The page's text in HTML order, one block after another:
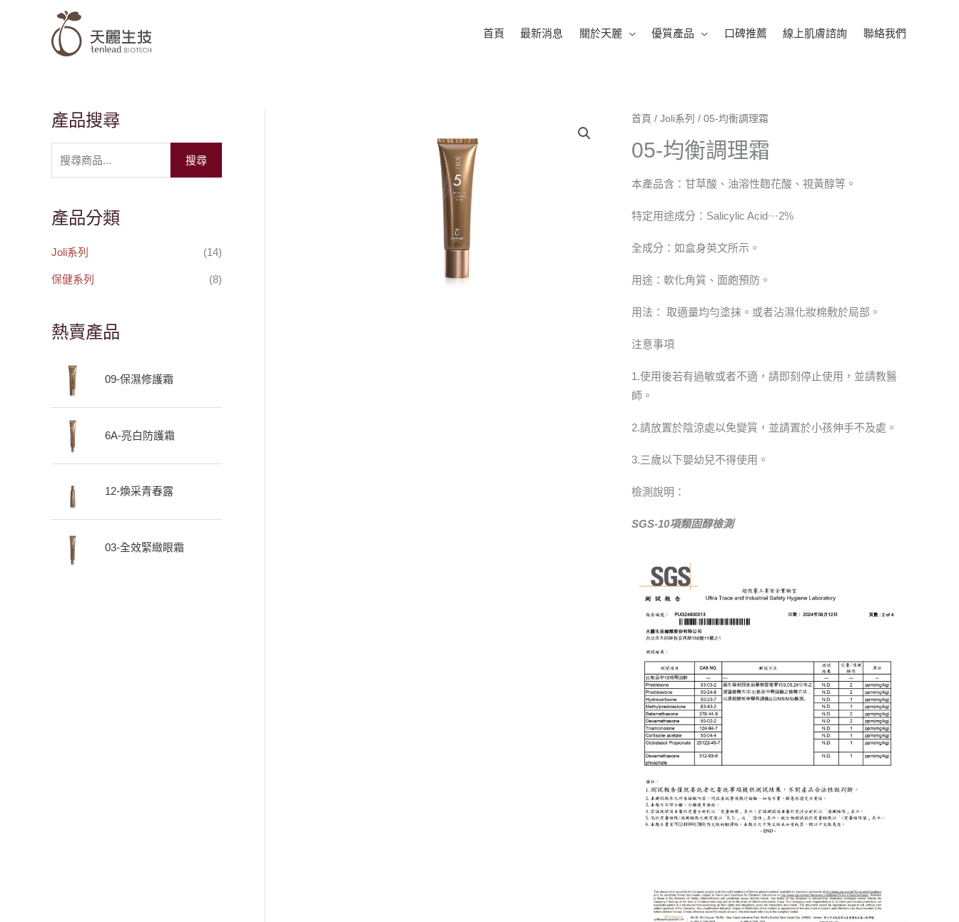
首頁 最新消息 關於天麗 優質產品 口碑推薦 線上肌膚諮詢 聯絡我們
產品搜尋
搜
尋
關
:
搜尋
產品分類
Joli系列 (14)
保健系列 (8)
熱賣產品
09-保濕修護霜
6A-亮白防護霜
12-煥采青春露
03-全效緊緻眼霜
首頁 /Joli系列 / 05-均衡調理霜
05-均衡調理霜
本產品含：甘草酸、油溶性麴花酸、視黃醇等。
特定用途成分：Salicylic Acid···2%
全成分：如盒身英文所示。
用途：軟化角質、面皰預防。
用法： 取適量均勻塗抹。或者沾濕化妝棉敷於局部。
注意事項
1.使用後若有過敏或者不適，請即刻停止使用，並請教醫
師。
2.請放置於陰涼處以免變質，並請置於小孩伸手不及處。
3.三歲以下嬰幼兒不得使用。
檢測說明：
SGS-10項類固醇檢測